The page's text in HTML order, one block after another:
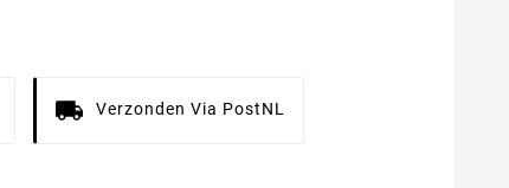
Verzonden Via PostNL